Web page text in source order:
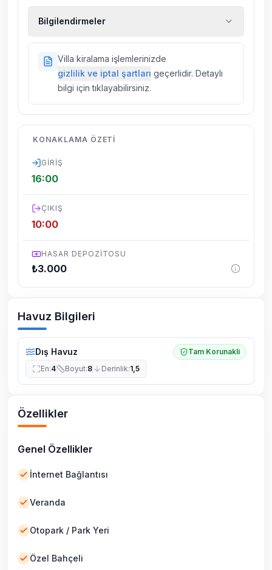
sigortaları fiyatlara dahil değildir.
Bilgilendirmeler
villalarımızda düzenli olarak ilaçlama
yapılmaktadır. Buna rağmen çevrede
kelebek, böcek, sinek vs. bulunma ihtimali
dönemsel olarak altyapı çalışmaları
yapılabilmektedir. Bu çalışma nedeniyle yol
Villa kiralama işlemlerinizde
gizlilik ve iptal şartları geçerlidir. Detaylı
bilgi için tıklayabilirsiniz.
KONAKLAMA ÖZETI
GIRIŞ
16:00
ÇIKIŞ
10:00
HASAR DEPOZITOSU
₺3.000
Havuz Bilgileri
Dış Havuz
Tam Korunakli
En:4 Boyut:8 Derinlik:1,5
Özellikler
Genel Özellikler
İnternet Bağlantısı
Veranda
Otopark / Park Yeri
Özel Bahçeli